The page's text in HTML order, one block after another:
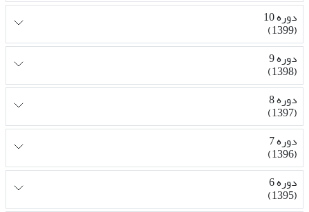
دوره 10
(1399)
دوره 9
(1398)
دوره 8
(1397)
دوره 7
(1396)
دوره 6
(1395)